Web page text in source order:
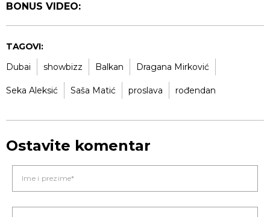
BONUS VIDEO:
TAGOVI:
Dubai
showbizz Balkan Dragana Mirković
Seka Aleksić Saša Matić proslava rođendan
Ostavite komentar